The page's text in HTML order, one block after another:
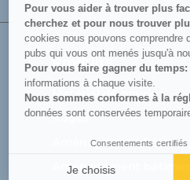
Pour vous aider à trouver plus
cherchez et pour nous trouver
cookies nous pouvons
pubs qui vous ont menés jusqu'à
Pour vous faire gagner du
informations à chaque visite.
Nous sommes conformes à la
données sont conservées
Consentements
Je choisis
Produits
Matériel de prairie
Auges
Aménagement
Aménagement